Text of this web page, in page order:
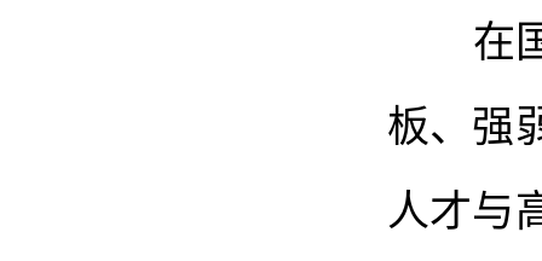
在国
板、强
人才与